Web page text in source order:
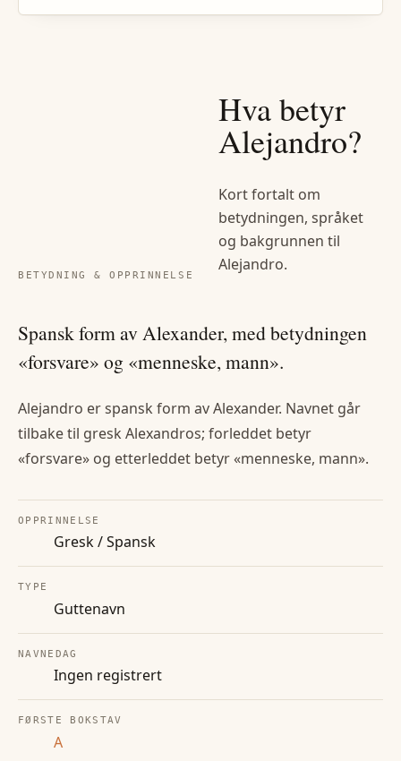
BETYDNING & OPPRINNELSE
Hva betyr
Alejandro?
Kort fortalt om
betydningen, språket
og bakgrunnen til
Alejandro.
Spansk form av Alexander, med betydningen
«forsvare» og «menneske, mann».
Alejandro er spansk form av Alexander. Navnet går
tilbake til gresk Alexandros; forleddet betyr
«forsvare» og etterleddet betyr «menneske, mann».
OPPRINNELSE
Gresk / Spansk
TYPE
Guttenavn
NAVNEDAG
Ingen registrert
FØRSTE BOKSTAV
A